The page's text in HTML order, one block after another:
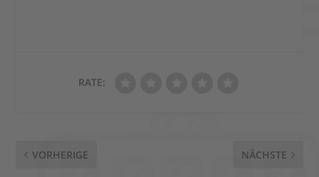
RATE:
VORHERIGE NÄCHSTE